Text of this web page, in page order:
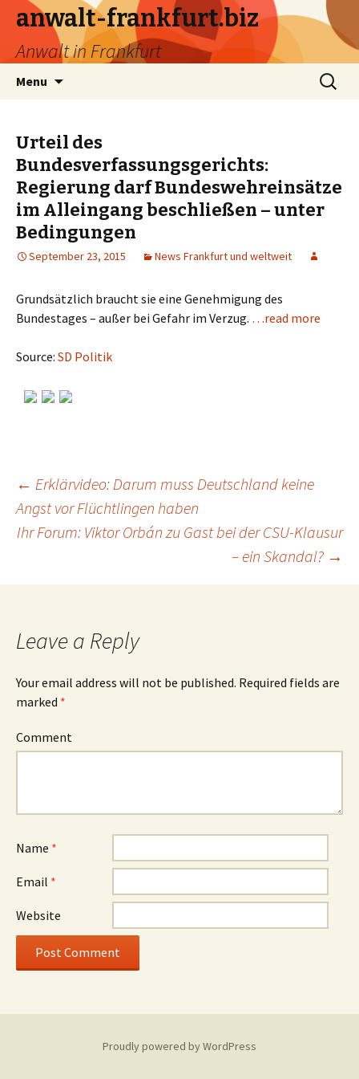
anwalt-frankfurt.biz
Anwalt in Frankfurt
Menu
Search
for:
Urteil des
Bundesverfassungsgerichts:
Regierung darf Bundeswehreinsätze
im Alleingang beschließen – unter
Bedingungen
September 23, 2015 News Frankfurt und weltweit
Grundsätzlich braucht sie eine Genehmigung des
Bundestages – außer bei Gefahr im Verzug. …read more
Source: SD Politik
Post
navigation
← Erklärvideo: Darum muss Deutschland keine
Angst vor Flüchtlingen haben
Ihr Forum: Viktor Orbán zu Gast bei der CSU-Klausur
– ein Skandal? →
Leave a Reply
Your email address will not be published. Required fields are
marked *
Comment
Name *
Email *
Website
Proudly powered by WordPress